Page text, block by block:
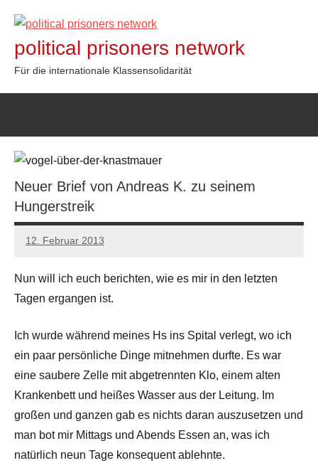
Inhalt
springen
political prisoners network
Für die internationale Klassensolidarität
Neuer Brief von Andreas K. zu seinem
Hungerstreik
12. Februar 2013
admin
Nun will ich euch berichten, wie es mir in den letzten
Tagen ergangen ist.
Ich wurde während meines Hs ins Spital verlegt, wo ich
ein paar persönliche Dinge mitnehmen durfte. Es war
eine saubere Zelle mit abgetrennten Klo, einem alten
Krankenbett und heißes Wasser aus der Leitung. Im
großen und ganzen gab es nichts daran auszusetzen und
man bot mir Mittags und Abends Essen an, was ich
natürlich neun Tage konsequent ablehnte.